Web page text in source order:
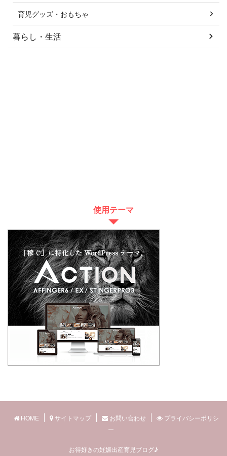
育児グッズ・おもちゃ
暮らし・生活
使用テーマ
お問い合わせ